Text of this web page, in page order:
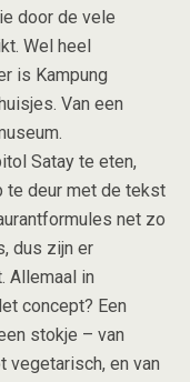
door de vele
Wel heel
is Kampung
Van een
Satay te eten,
te deur met de tekst
net zo
dus zijn er
Allemaal in
concept? Een
stokje – van
en van